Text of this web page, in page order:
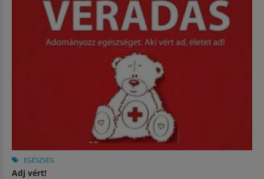
EGÉSZSÉG
Adj vért!